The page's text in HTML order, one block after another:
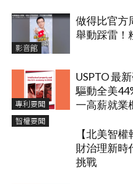
影音館
做得比官方
舉動踩雷！
專利要聞
USPTO 最
驅動全美
一高薪就業
智權要聞
【北美智
財治理新時
挑戰